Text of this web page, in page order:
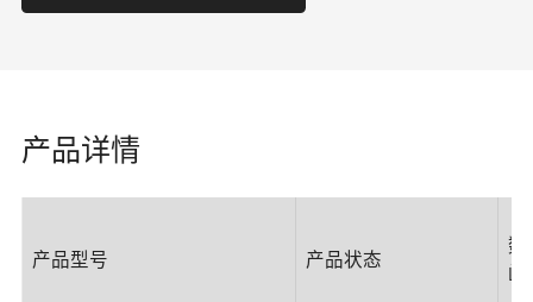
产品详情
产品型号 产品状态
数
函